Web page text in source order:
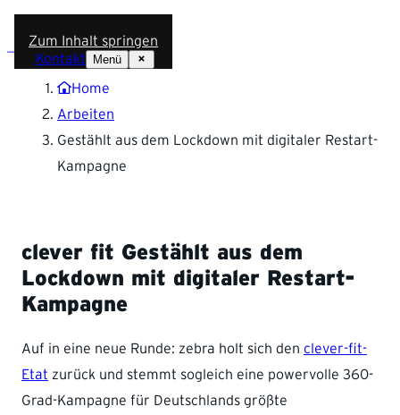
Zum Inhalt springen
Kontakt
Menü
Home
Arbeiten
Gestählt aus dem Lockdown mit digitaler Restart-
Kampagne
clever fit Gestählt aus dem
Lockdown mit digitaler Restart-
Kampagne
Auf in eine neue Runde: zebra holt sich den clever-fit-
Etat zurück und stemmt sogleich eine powervolle 360-
Grad-Kampagne für Deutschlands größte